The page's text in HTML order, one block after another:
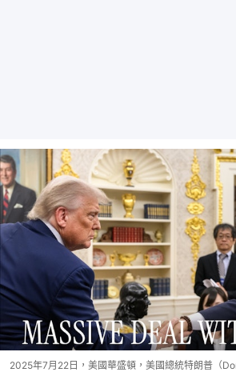
2025年7月22日，美國華盛頓，美國總統特朗普（